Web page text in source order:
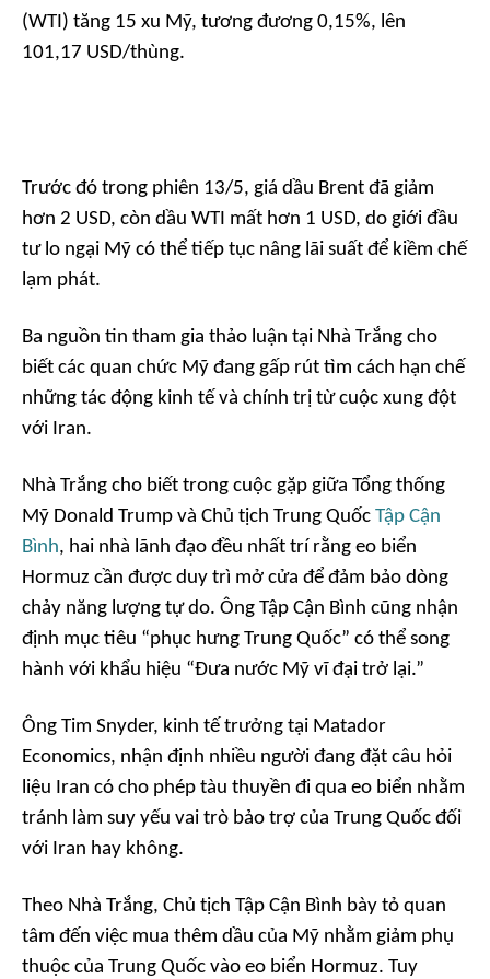
(WTI) tăng 15 xu Mỹ, tương đương 0,15%, lên
101,17 USD/thùng.
Trước đó trong phiên 13/5, giá dầu Brent đã giảm
hơn 2 USD, còn dầu WTI mất hơn 1 USD, do giới đầu
tư lo ngại Mỹ có thể tiếp tục nâng lãi suất để kiềm chế
lạm phát.
Ba nguồn tin tham gia thảo luận tại Nhà Trắng cho
biết các quan chức Mỹ đang gấp rút tìm cách hạn chế
những tác động kinh tế và chính trị từ cuộc xung đột
với Iran.
Nhà Trắng cho biết trong cuộc gặp giữa Tổng thống
Mỹ Donald Trump và Chủ tịch Trung Quốc Tập Cận
Bình, hai nhà lãnh đạo đều nhất trí rằng eo biển
Hormuz cần được duy trì mở cửa để đảm bảo dòng
chảy năng lượng tự do. Ông Tập Cận Bình cũng nhận
định mục tiêu “phục hưng Trung Quốc” có thể song
hành với khẩu hiệu “Đưa nước Mỹ vĩ đại trở lại.”
Ông Tim Snyder, kinh tế trưởng tại Matador
Economics, nhận định nhiều người đang đặt câu hỏi
liệu Iran có cho phép tàu thuyền đi qua eo biển nhằm
tránh làm suy yếu vai trò bảo trợ của Trung Quốc đối
với Iran hay không.
Theo Nhà Trắng, Chủ tịch Tập Cận Bình bày tỏ quan
tâm đến việc mua thêm dầu của Mỹ nhằm giảm phụ
thuộc của Trung Quốc vào eo biển Hormuz. Tuy